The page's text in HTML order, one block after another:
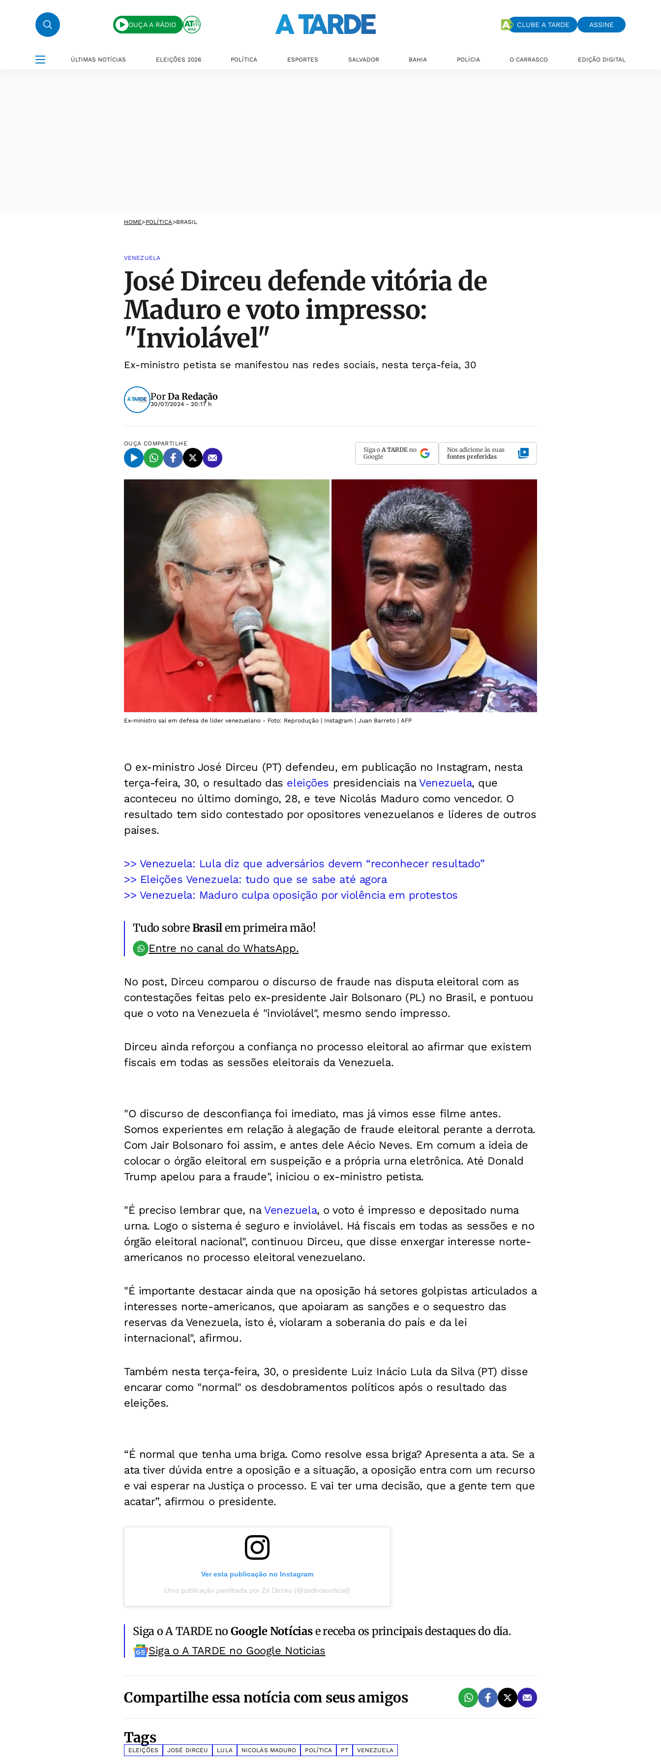
OUÇA A RÁDIO CLUBE A TARDE ASSINE
ÚLTIMAS NOTÍCIAS ELEIÇÕES 2026 POLÍTICA ESPORTES SALVADOR BAHIA POLÍCIA O CARRASCO EDIÇÃO DIGITAL
HOME>POLÍTICA>BRASIL
VENEZUELA
José Dirceu defende vitória de
Maduro e voto impresso:
"Inviolável"
Ex-ministro petista se manifestou nas redes sociais, nesta terça-feia, 30
PorDa Redação
30/07/2024 - 20:17 h
OUÇA COMPARTILHE
Siga o A TARDE no
Google
Nos adicione às suas
fontes preferidas
Ex-ministro sai em defesa de líder venezuelano - Foto: Reprodução | Instagram | Juan Barreto | AFP
O ex-ministro José Dirceu (PT) defendeu, em publicação no Instagram, nesta
terça-feira, 30, o resultado das eleições presidenciais naVenezuela, que
aconteceu no último domingo, 28, e teve Nicolás Maduro como vencedor. O
resultado tem sido contestado por opositores venezuelanos e líderes de outros
países.
>> Venezuela: Lula diz que adversários devem “reconhecer resultado”
>> Eleições Venezuela: tudo que se sabe até agora
>> Venezuela: Maduro culpa oposição por violência em protestos
Tudo sobreBrasilem primeira mão!
Entre no canal do WhatsApp.
No post, Dirceu comparou o discurso de fraude nas disputa eleitoral com as
contestações feitas pelo ex-presidente Jair Bolsonaro (PL) no Brasil, e pontuou
que o voto na Venezuela é "inviolável", mesmo sendo impresso.
Dirceu ainda reforçou a confiança no processo eleitoral ao afirmar que existem
fiscais em todas as sessões eleitorais da Venezuela.
"O discurso de desconfiança foi imediato, mas já vimos esse filme antes.
Somos experientes em relação à alegação de fraude eleitoral perante a derrota.
Com Jair Bolsonaro foi assim, e antes dele Aécio Neves. Em comum a ideia de
colocar o órgão eleitoral em suspeição e a própria urna eletrônica. Até Donald
Trump apelou para a fraude", iniciou o ex-ministro petista.
"É preciso lembrar que, naVenezuela, o voto é impresso e depositado numa
urna. Logo o sistema é seguro e inviolável. Há fiscais em todas as sessões e no
órgão eleitoral nacional", continuou Dirceu, que disse enxergar interesse norte-
americanos no processo eleitoral venezuelano.
"É importante destacar ainda que na oposição há setores golpistas articulados a
interesses norte-americanos, que apoiaram as sanções e o sequestro das
reservas da Venezuela, isto é, violaram a soberania do país e da lei
internacional", afirmou.
Também nesta terça-feira, 30, o presidente Luiz Inácio Lula da Silva (PT) disse
encarar como "normal" os desdobramentos políticos após o resultado das
eleições.
“É normal que tenha uma briga. Como resolve essa briga? Apresenta a ata. Se a
ata tiver dúvida entre a oposição e a situação, a oposição entra com um recurso
e vai esperar na Justiça o processo. E vai ter uma decisão, que a gente tem que
acatar”, afirmou o presidente.
Ver esta publicação no Instagram
Uma publicação partilhada por Zé Dirceu (@zedirceuoficial)
Siga o A TARDE noGoogle Notíciase receba os principais destaques do dia.
Siga o A TARDE no Google Noticias
Compartilhe essa notícia com seus amigos
Tags
ELEIÇÕES JOSÉ DIRCEU LULA NICOLÁS MADURO POLÍTICA PT VENEZUELA